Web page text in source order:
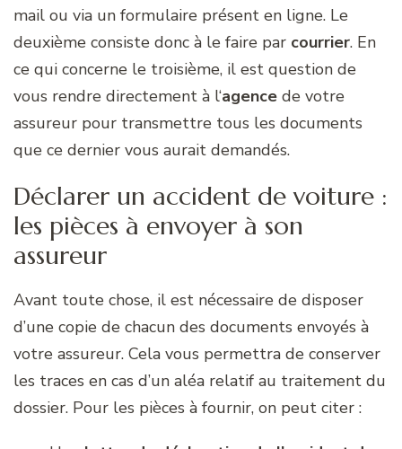
mail ou via un formulaire présent en ligne. Le
deuxième consiste donc à le faire par courrier. En
ce qui concerne le troisième, il est question de
vous rendre directement à l‘agence de votre
assureur pour transmettre tous les documents
que ce dernier vous aurait demandés.
Déclarer un accident de voiture :
les pièces à envoyer à son
assureur
Avant toute chose, il est nécessaire de disposer
d’une copie de chacun des documents envoyés à
votre assureur. Cela vous permettra de conserver
les traces en cas d’un aléa relatif au traitement du
dossier. Pour les pièces à fournir, on peut citer :